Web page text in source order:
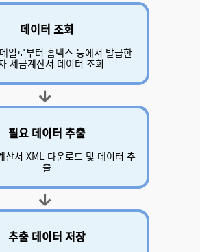
데이터 조회
일로부터 홈택스 등에서 발급한
세금계산서 데이터 조회
필요 데이터 추출
산서 XML 다운로드 및 데이터 추
출
추출 데이터 저장